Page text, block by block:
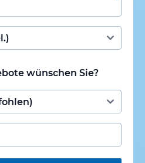
wünschen Sie?